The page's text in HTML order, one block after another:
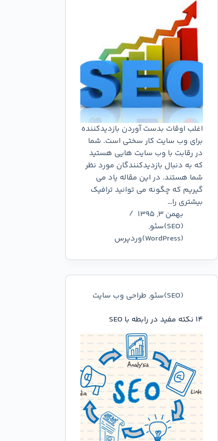
اغلب اوقات بدست آوردن بازدیدکننده
برای وب سایت کار سختی است. شما
در رقابت با وب سایت هایی هستید
که به دنبال بازدیدکنندگان مورد نظر
شما هستند. در این مقاله یاد می
گیریم که چگونه می توانید ترافیک
بیشتری را…
بهمن ۳, ۱۳۹۵
(SEO)سئو
,
(WordPress)وردپرس
(SEO)سئو , طراحی وب سایت
14 نکته مفید در رابطه با SEO